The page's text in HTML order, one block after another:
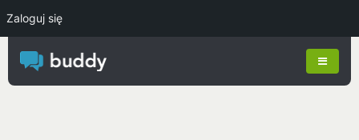
Zaloguj się